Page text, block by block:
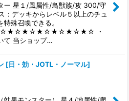
ー 星１/風属性/鳥獣族/攻 300/守
：デッキからレベル５以上のチュ
特殊召喚できる。
・
て 当ショップ…
[日・効・JOTL・ノーマル]